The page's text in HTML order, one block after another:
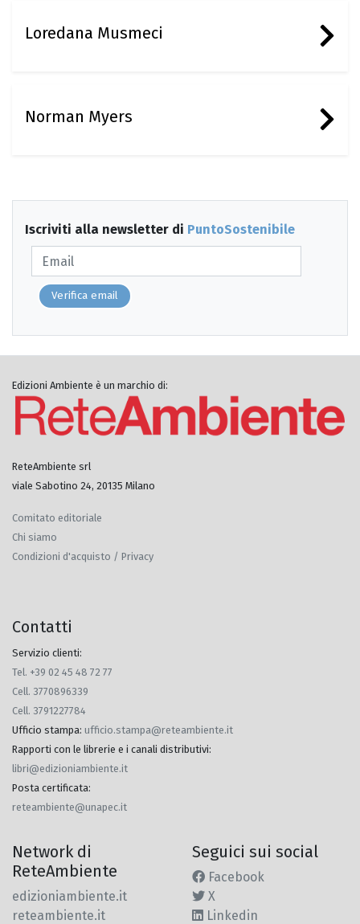
Loredana Musmeci
Norman Myers
Iscriviti alla newsletter di PuntoSostenibile
Verifica email
Edizioni Ambiente è un marchio di:
ReteAmbiente srl
viale Sabotino 24, 20135 Milano
Comitato editoriale
Chi siamo
Condizioni d'acquisto / Privacy
Contatti
Servizio clienti:
Tel. +39 02 45 48 72 77
Cell. 3770896339
Cell. 3791227784
Ufficio stampa: ufficio.stampa@reteambiente.it
Rapporti con le librerie e i canali distributivi:
libri@edizioniambiente.it
Posta certificata:
reteambiente@unapec.it
Network di
ReteAmbiente
edizioniambiente.it
reteambiente.it
Seguici sui social
Facebook
X
Linkedin